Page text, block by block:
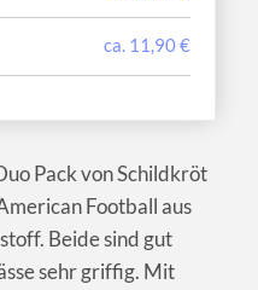
ca. 11,90 €
Pack von Schildkröt
Football aus
Beide sind gut
sehr griffig. Mit